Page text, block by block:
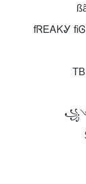
fᏒᎬᎪᏦᎽ